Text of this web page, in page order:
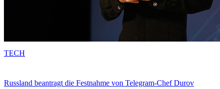
Russland beantragt die Festnahme von Telegram-Chef Durov
TECH